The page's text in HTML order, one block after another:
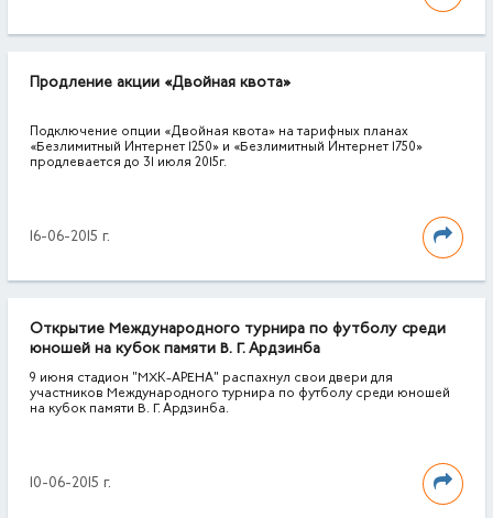
Продление акции «Двойная квота»
Подключение опции «Двойная квота» на тарифных планах
«Безлимитный Интернет 1250» и «Безлимитный Интернет 1750»
продлевается до 31 июля 2015г.
16-06-2015 г.
Открытие Международного турнира по футболу среди
юношей на кубок памяти В. Г. Ардзинба
9 июня стадион "МХК-АРЕНА" распахнул свои двери для
участников Международного турнира по футболу среди юношей
на кубок памяти В. Г. Ардзинба.
10-06-2015 г.